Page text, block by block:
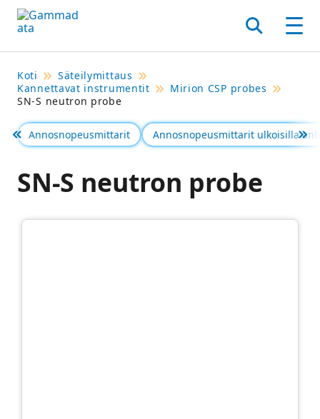
Siirry
pääsisältöönt
Hae
Koti
Säteilymittaus
Kannettavat instrumentit
Mirion CSP probes
SN-S neutron probe
Annosnopeusmittarit Annosnopeusmittarit ulkoisilla
Föregående Se
SN-S neutron probe